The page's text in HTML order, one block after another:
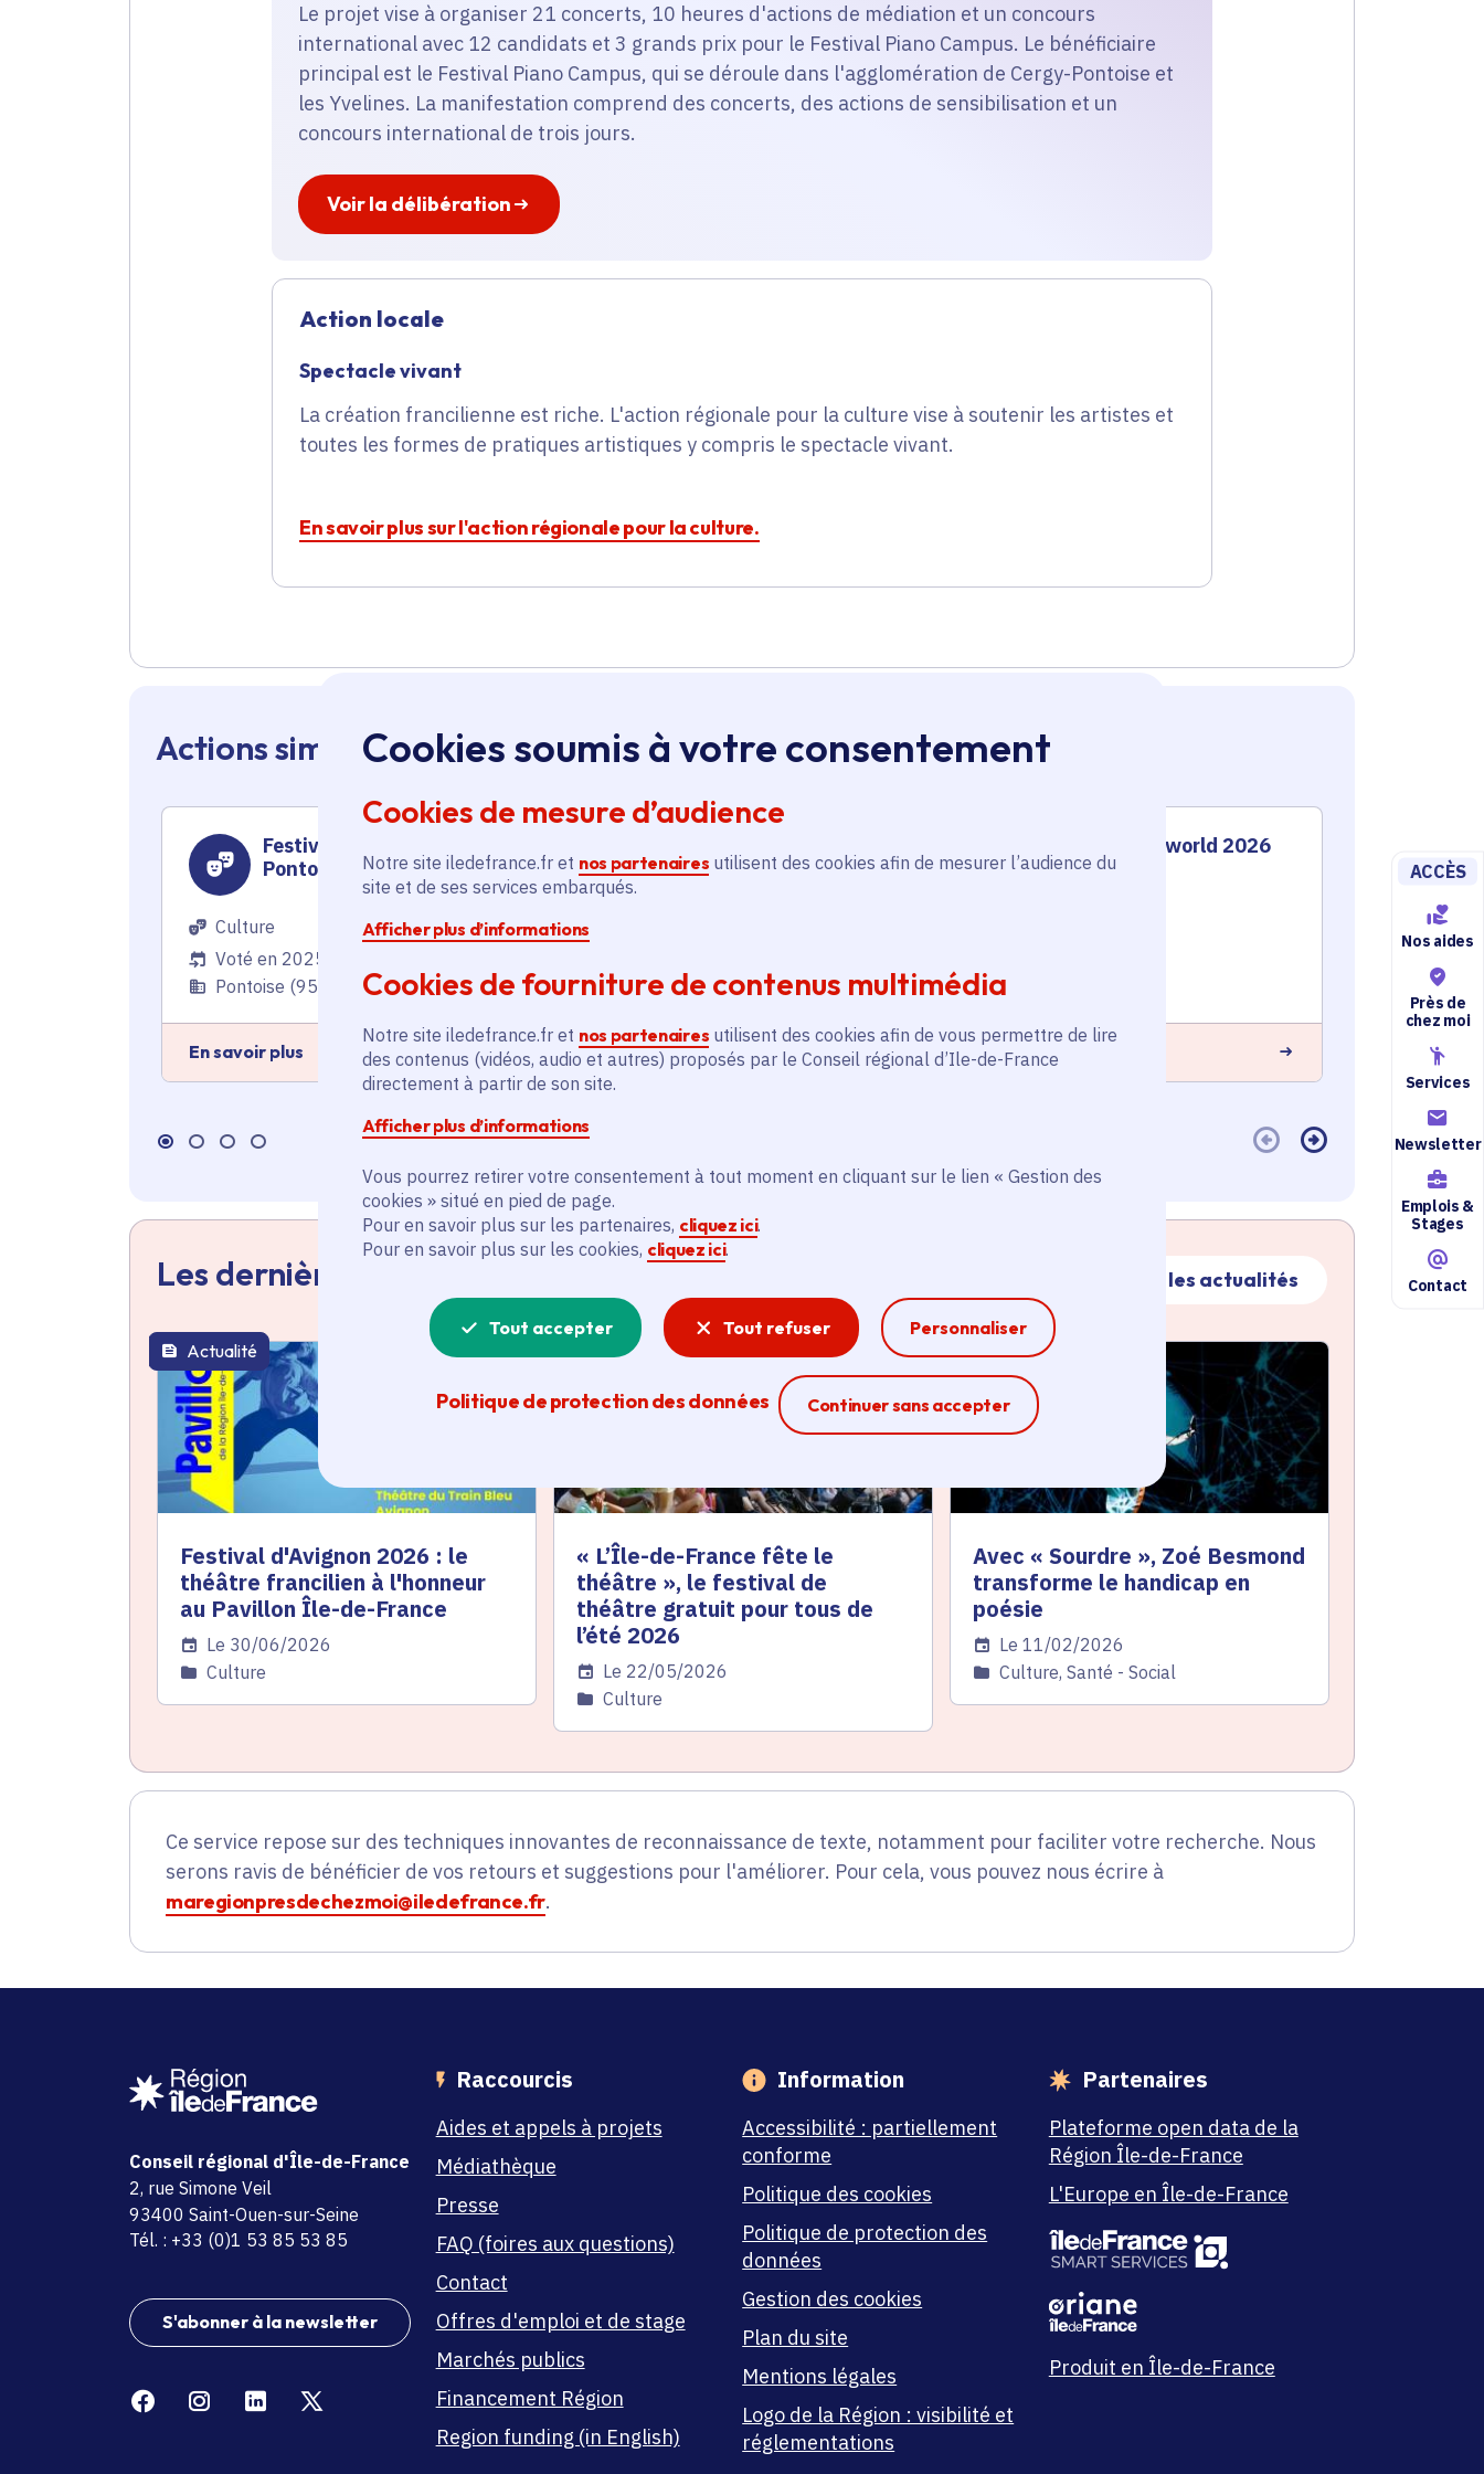
Cookies soumis à votre consentement
Cookies de mesure d’audience
Notre site iledefrance.fr et nos partenaires utilisent des cookies afin de mesurer l’audience du
site et de ses services embarqués.
Afficher plus d’informations
Cookies de fourniture de contenus multimédia
Notre site iledefrance.fr et nos partenaires utilisent des cookies afin de vous permettre de lire
des contenus (vidéos, audio et autres) proposés par le Conseil régional d’Ile-de-France
directement à partir de son site.
Afficher plus d’informations
Vous pourrez retirer votre consentement à tout moment en cliquant sur le lien « Gestion des
cookies » situé en pied de page.
Pour en savoir plus sur les partenaires, cliquez ici.
Pour en savoir plus sur les cookies, cliquez ici.
Tout accepter Tout refuser Personnaliser
Politique de protection des données Continuer sans accepter
Ferme la modale
ACCÈS
Nos aides
Près de
chez moi
Services
Newsletter
Emplois &
Stages
Contact
Le projet vise à organiser 21 concerts, 10 heures d'actions de médiation et un concours
international avec 12 candidats et 3 grands prix pour le Festival Piano Campus. Le bénéficiaire
principal est le Festival Piano Campus, qui se déroule dans l'agglomération de Cergy-Pontoise et
les Yvelines. La manifestation comprend des concerts, des actions de sensibilisation et un
concours international de trois jours.
Voir la délibération
Action locale
Spectacle vivant
La création francilienne est riche. L'action régionale pour la culture vise à soutenir les artistes et
toutes les formes de pratiques artistiques y compris le spectacle vivant.
En savoir plus sur l'action régionale pour la culture.
Actions similaires en Île-de-France
Festival Baroque de
Pontoise 2025-2026
Culture
Voté en 2025
Pontoise (95)
En savoir plus
musiques actuelles Le
Vauréal (95)
En savoir plus
Festival Passworld 2026
7 communes
En savoir plus
Culture
Massy (91)
En savoir plus
Les dernières actualités Toutes les actualités
thématique active
Actualité
Festival d'Avignon 2026 : le
théâtre francilien à l'honneur
au Pavillon Île-de-France
Date de l'arrêté
Le 30/06/2026
Catégorie
Culture
thématique active
Actualité
« L’Île-de-France fête le
théâtre », le festival de
théâtre gratuit pour tous de
l’été 2026
Date de l'arrêté
Le 22/05/2026
Catégorie
Culture
thématique active
Actualité
Avec « Sourdre », Zoé Besmond
transforme le handicap en
poésie
Date de l'arrêté
Le 11/02/2026
Catégorie
Culture, Santé - Social
Ce service repose sur des techniques innovantes de reconnaissance de texte, notamment pour faciliter votre recherche. Nous
serons ravis de bénéficier de vos retours et suggestions pour l'améliorer. Pour cela, vous pouvez nous écrire à
maregionpresdechezmoi@iledefrance.fr.
Conseil régional d'Île-de-France
adresse
2, rue Simone Veil
code postal et commune
93400 Saint-Ouen-sur-Seine
Tél. : +33 (0)1 53 85 53 85
S'abonner à la newsletter
FacebookInstagramLinkedin
Raccourcis
Aides et appels à projets
Médiathèque
Presse
FAQ (foires aux questions)
Contact
Offres d'emploi et de stage
Marchés publics
Financement Région
Region funding (in English)
Information
Accessibilité : partiellement
conforme
Politique des cookies
Politique de protection des
données
Gestion des cookies
Plan du site
Mentions légales
Logo de la Région : visibilité et
réglementations
Partenaires
Plateforme open data de la
Région Île-de-France
L'Europe en Île-de-France
Produit en Île-de-France